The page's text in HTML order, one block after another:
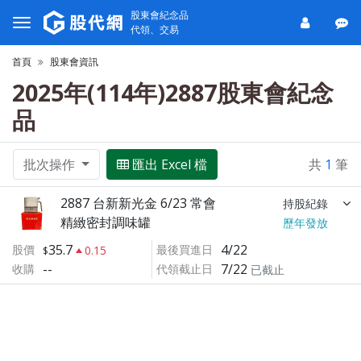
股東會紀念品
代領、交易
首頁 股東會資訊
2025年(114年)2887股東會紀念
品
批次操作 匯出 Excel 檔 共 1 筆
2887 台新新光金 6/23 常會 持股紀錄
精緻密封調味罐
歷年發放
股價
35.7
0.15
收購 --
最後買進日 4/22
代領截止日 7/22 已截止